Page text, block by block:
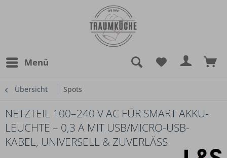
Menü
Übersicht Spots
NETZTEIL 100–240 V AC FÜR SMART AKKU-
LEUCHTE – 0,3 A MIT USB/MICRO-USB-
KABEL, UNIVERSELL & ZUVERLÄSS